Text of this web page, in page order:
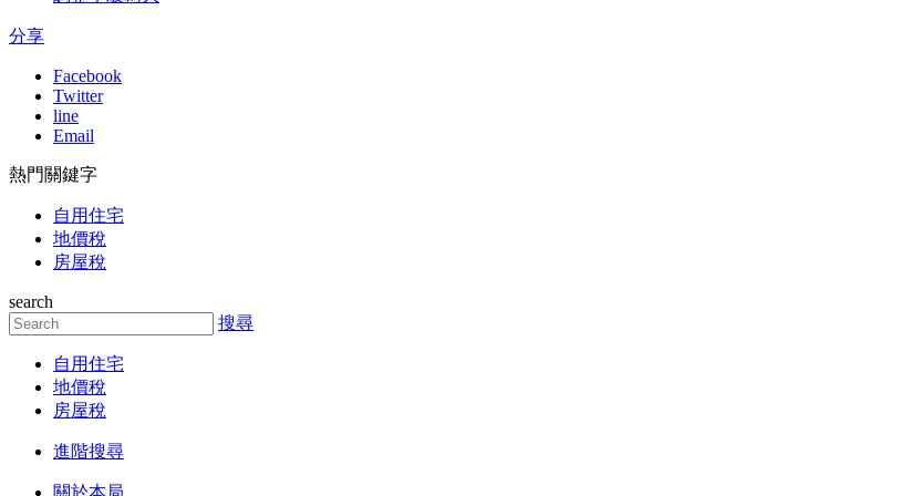
分享
Facebook
Twitter
line
Email
熱門關鍵字
自用住宅
地價稅
房屋稅
search
搜尋
自用住宅
地價稅
房屋稅
進階搜尋
關於本局